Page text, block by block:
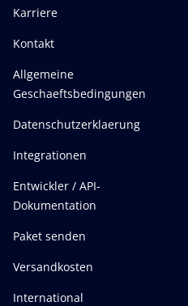
Karriere
Kontakt
Allgemeine
Geschaeftsbedingungen
Datenschutzerklaerung
Integrationen
Entwickler / API-
Dokumentation
Paket senden
Versandkosten
International